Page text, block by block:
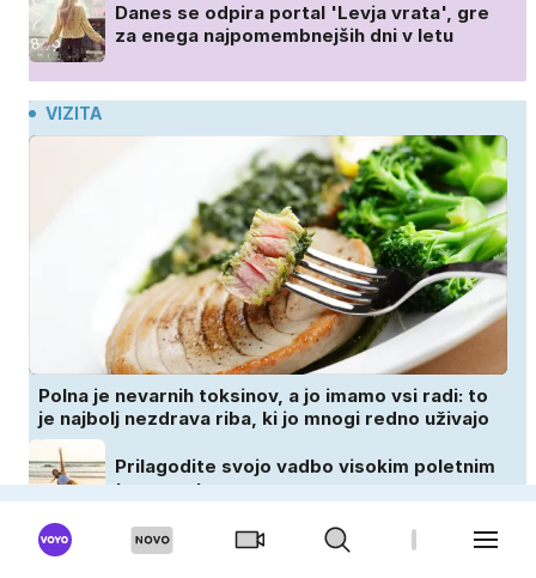
Danes se odpira portal 'Levja vrata', gre
za enega najpomembnejših dni v letu
VIZITA
Polna je nevarnih toksinov, a jo imamo vsi radi: to
je najbolj nezdrava riba, ki jo mnogi redno uživajo
Prilagodite svojo vadbo visokim poletnim
temperaturam